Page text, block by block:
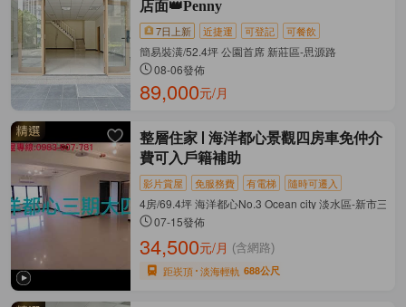
店面👑Penny
7日上新 近捷運 可登記 可餐飲
簡易裝潢/52.4坪 公園首席 新莊區-思源路
08-06發佈
89,000元/月
整層住家
海洋都心景觀四房車免仲介
費可入戶籍補助
影片賞屋 免服務費 有電梯 隨時可遷入
4房/69.4坪 海洋都心No.3 Ocean city 淡水區-新市三路
07-15發佈
34,500元/月 (含網路)
距崁頂 淡海輕軌 688公尺